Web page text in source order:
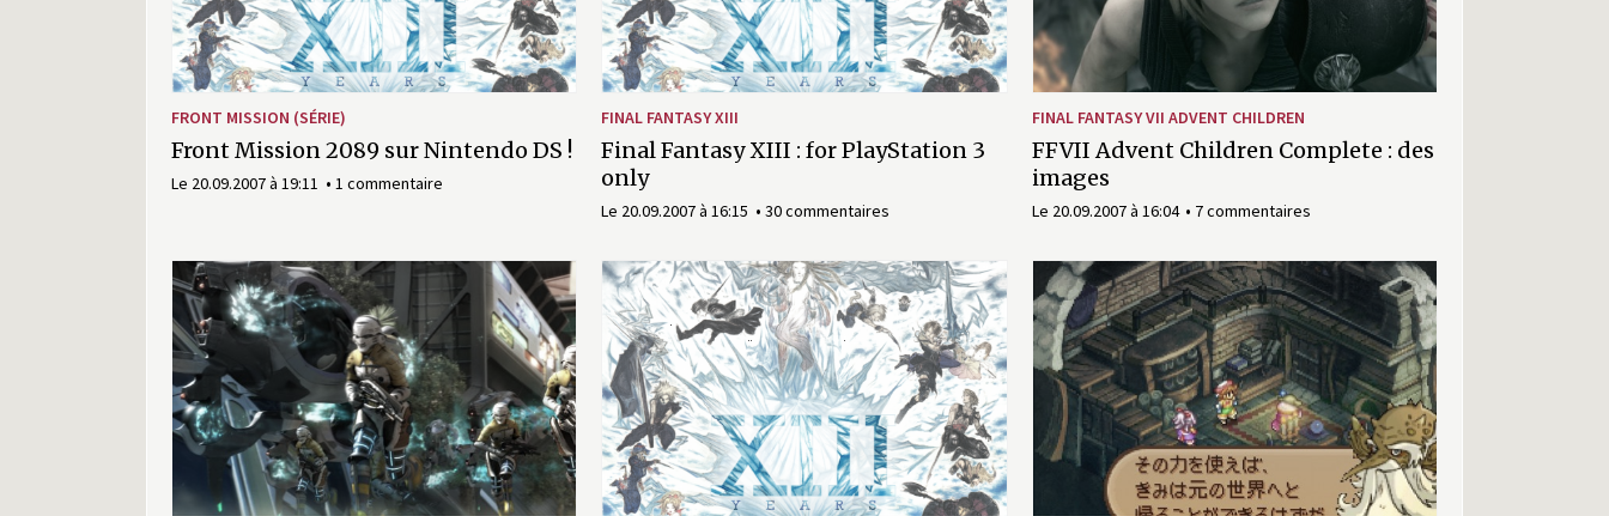
FRONT MISSION (SÉRIE)
Front Mission 2089 sur Nintendo DS !
Le 20.09.2007 à 19:11 1 commentaire
FINAL FANTASY XIII
Final Fantasy XIII : for PlayStation 3
only
Le 20.09.2007 à 16:15 30 commentaires
FINAL FANTASY VII ADVENT CHILDREN
FFVII Advent Children Complete : des
images
Le 20.09.2007 à 16:04 7 commentaires